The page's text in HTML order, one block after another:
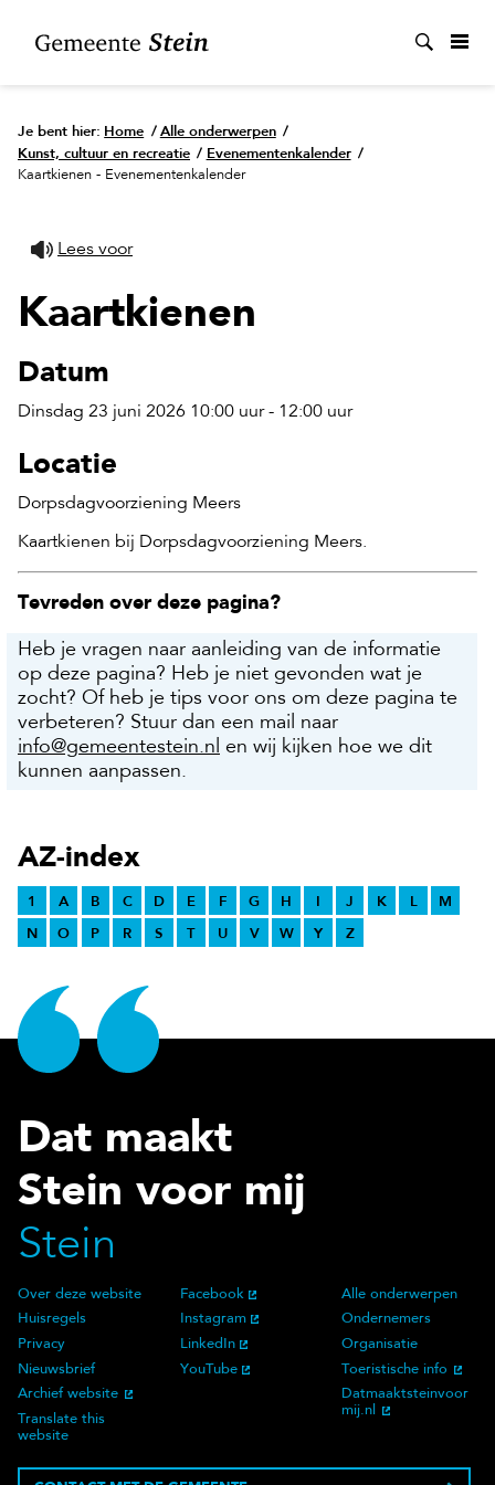
Je bent hier: Home / Alle onderwerpen /
Kunst, cultuur en recreatie / Evenementenkalender /
Kaartkienen - Evenementenkalender
Lees voor
Kaartkienen
Datum
Dinsdag 23 juni 2026 10:00 uur - 12:00 uur
Locatie
Dorpsdagvoorziening Meers
Kaartkienen bij Dorpsdagvoorziening Meers.
Tevreden over deze pagina?
Heb je vragen naar aanleiding van de informatie
op deze pagina? Heb je niet gevonden wat je
zocht? Of heb je tips voor ons om deze pagina te
verbeteren? Stuur dan een mail naar
info@gemeentestein.nl
en wij kijken hoe we dit
kunnen aanpassen.
AZ-index
1 A B C D E F G H I J K L
M
N
O P R S T U V W Y Z
Dat maakt
Stein voor mij
Stein
Over deze website
Over deze website
Huisregels
Privacy
Nieuwsbrief
Archief website
Translate this
website
Social Media
Facebook
Instagram
LinkedIn
YouTube
Alle onderwerpen
Ondernemers
Organisatie
Toeristische info
Datmaaktsteinvoor
mij.nl